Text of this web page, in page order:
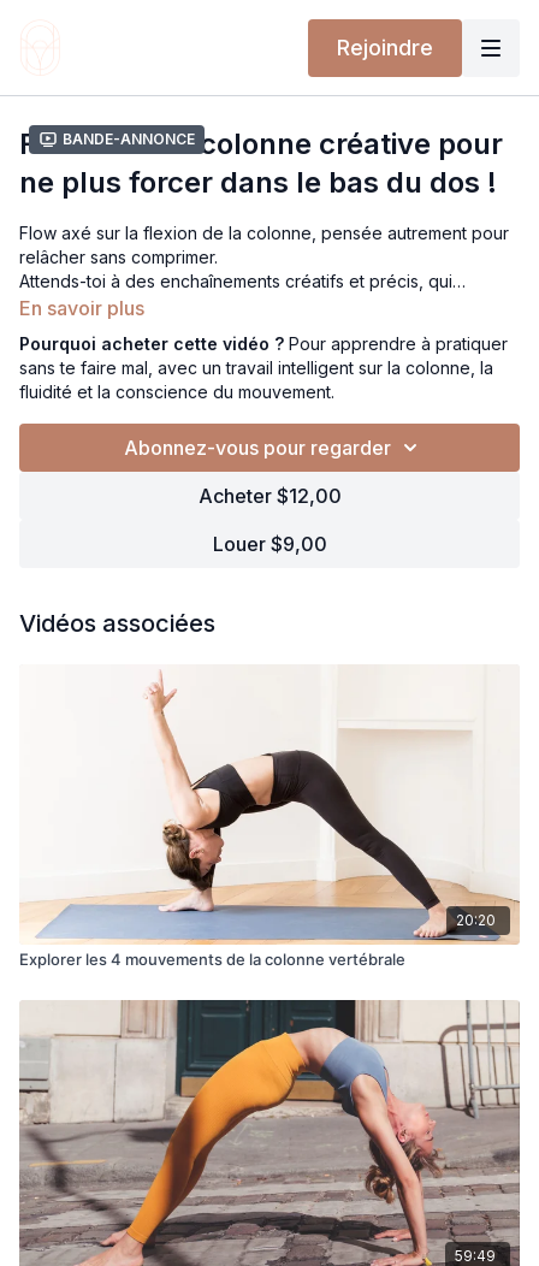
Rejoindre
Bande-annonce
Flexion de la colonne créative pour
ne plus forcer dans le bas du dos !
Flow axé sur la flexion de la colonne, pensée autrement pour
relâcher sans comprimer.
Attends-toi à des enchaînements créatifs et précis, qui
t’apprennent à plier, arrondir, relâcher sans jamais écraser le
grandissement et le respect de l’axe pour te reconnecter à ta
colonne avec douceur et intelligence.
Peak pose : titibasana
En savoir plus
Pourquoi acheter cette vidéo ? Pour apprendre à pratiquer
sans te faire mal, avec un travail intelligent sur la colonne, la
fluidité et la conscience du mouvement.
Abonnez-vous pour regarder
Acheter $12,00
Louer $9,00
Vidéos associées
20:20
Explorer les 4 mouvements de la colonne vertébrale
59:49